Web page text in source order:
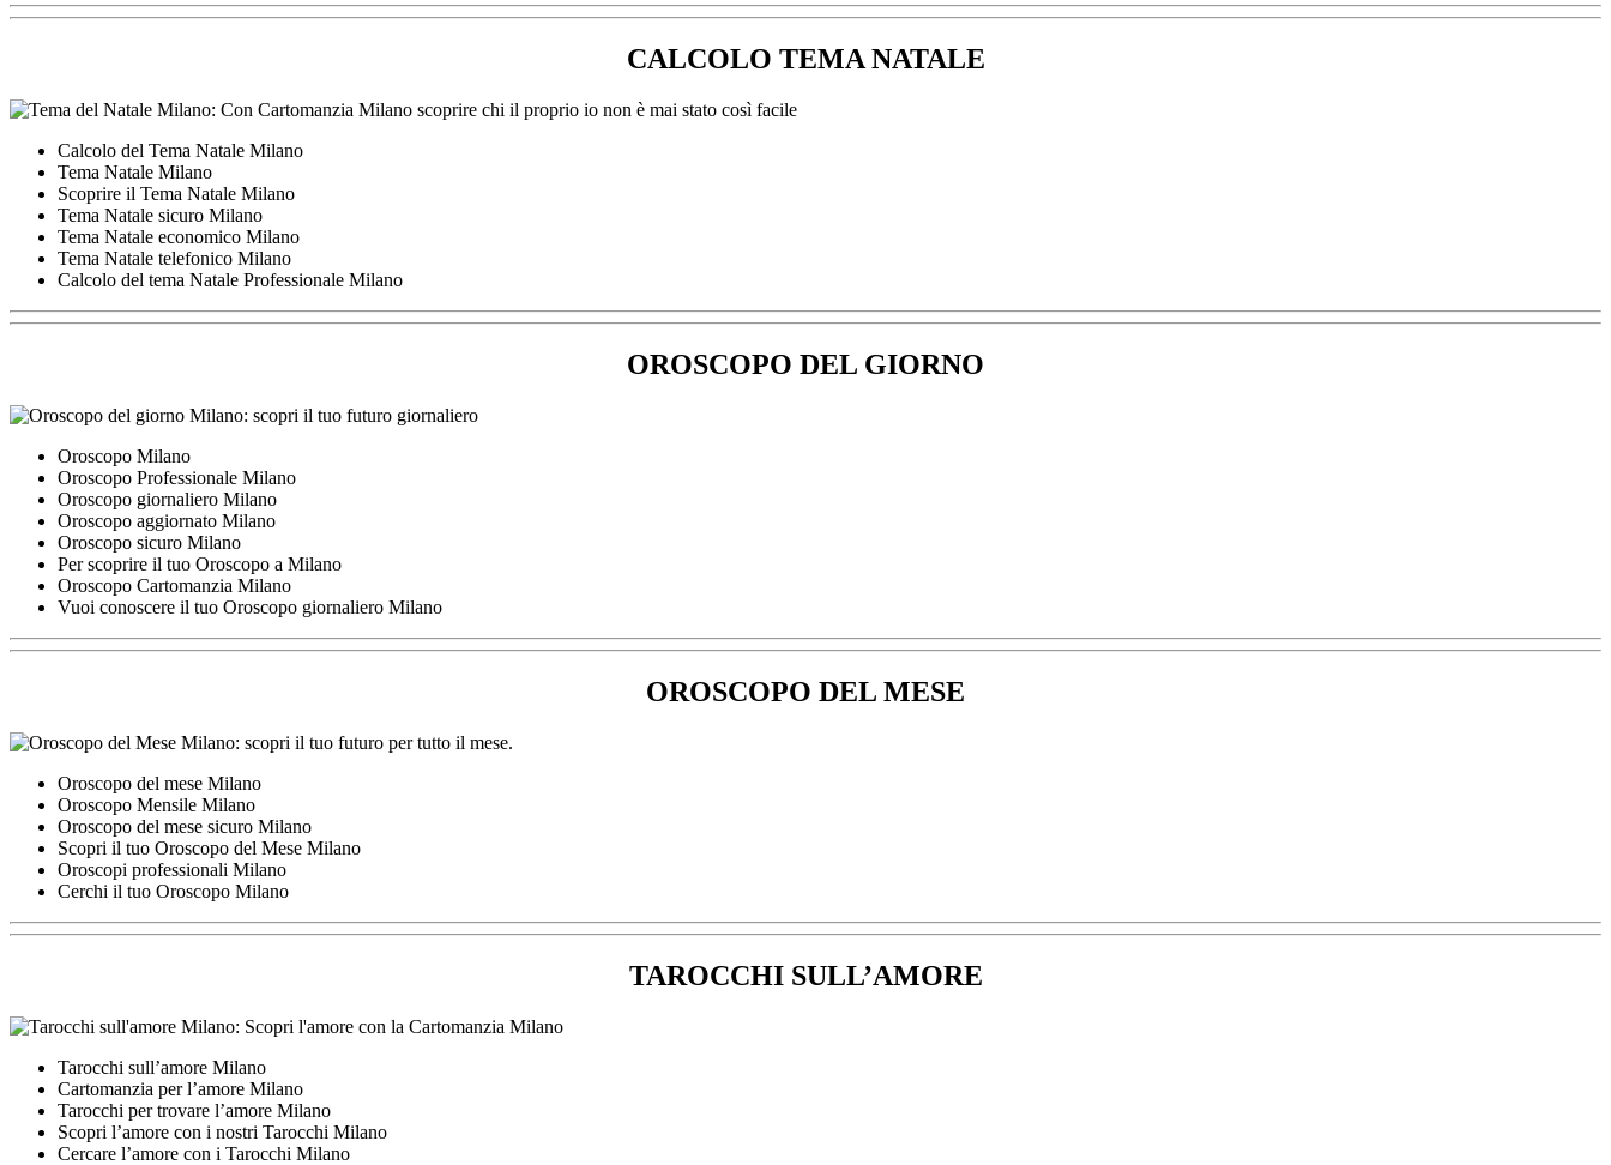
CALCOLO TEMA NATALE
Calcolo del Tema Natale Milano
Tema Natale Milano
Scoprire il Tema Natale Milano
Tema Natale sicuro Milano
Tema Natale economico Milano
Tema Natale telefonico Milano
Calcolo del tema Natale Professionale Milano
OROSCOPO DEL GIORNO
Oroscopo Milano
Oroscopo Professionale Milano
Oroscopo giornaliero Milano
Oroscopo aggiornato Milano
Oroscopo sicuro Milano
Per scoprire il tuo Oroscopo a Milano
Oroscopo Cartomanzia Milano
Vuoi conoscere il tuo Oroscopo giornaliero Milano
OROSCOPO DEL MESE
Oroscopo del mese Milano
Oroscopo Mensile Milano
Oroscopo del mese sicuro Milano
Scopri il tuo Oroscopo del Mese Milano
Oroscopi professionali Milano
Cerchi il tuo Oroscopo Milano
TAROCCHI SULL’AMORE
Tarocchi sull’amore Milano
Cartomanzia per l’amore Milano
Tarocchi per trovare l’amore Milano
Scopri l’amore con i nostri Tarocchi Milano
Cercare l’amore con i Tarocchi Milano